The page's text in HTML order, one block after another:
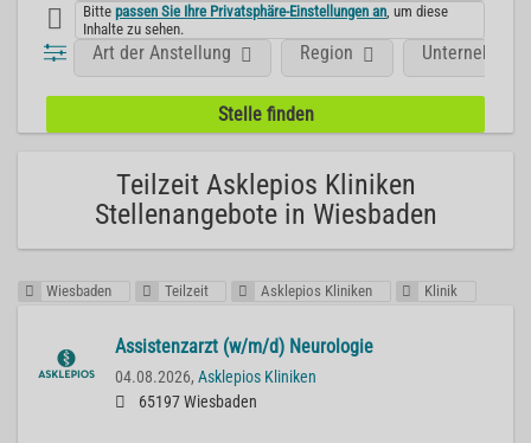
Bittepassen Sie Ihre Privatsphäre-Einstellungen an , um diese
Inhalte zu sehen.
Art der Anstellung Region Unternehmen
Teilzeit Asklepios Kliniken
Stellenangebote in Wiesbaden
Wiesbaden Teilzeit Asklepios Kliniken Klinik
Assistenzarzt (w/m/d) Neurologie
04.08.2026, Asklepios Kliniken
65197 Wiesbaden